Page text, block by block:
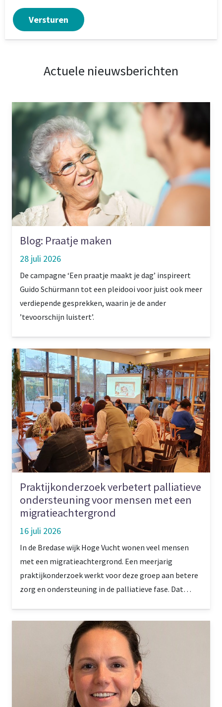
Actuele nieuwsberichten
Blog: Praatje maken
28 juli 2026
De campagne ‘Een praatje maakt je dag’ inspireert
Guido Schürmann tot een pleidooi voor juist ook meer
verdiepende gesprekken, waarin je de ander
’tevoorschijn luistert’.
Praktijkonderzoek verbetert palliatieve
ondersteuning voor mensen met een
migratieachtergrond
16 juli 2026
In de Bredase wijk Hoge Vucht wonen veel mensen
met een migratieachtergrond. Een meerjarig
praktijkonderzoek werkt voor deze groep aan betere
zorg en ondersteuning in de palliatieve fase. Dat
zijn blijvende connecties ontstaan.’